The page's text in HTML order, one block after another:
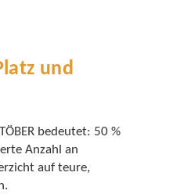
und
bedeutet: 50 %
Anzahl an
auf teure,